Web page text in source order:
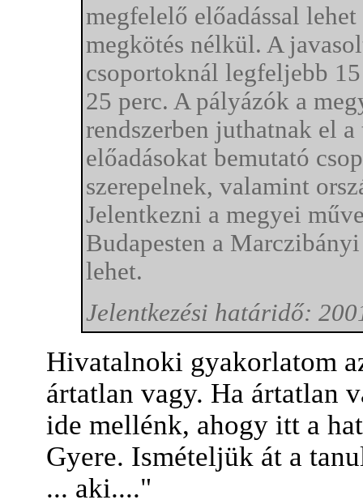
megfelelő előadással
megkötés nélkül. A
csoportoknál legfeljebb
25 perc. A pályázók a
rendszerben juthatnak el
előadásokat bemutató
szerepelnek, valamint
Jelentkezni a megyei
Budapesten a
lehet.
Jelentkezési határidő:
Hivatalnoki gyakorlatom
ártatlan vagy. Ha ártatlan
ide mellénk, ahogy itt a
Gyere. Ismételjük át a
... aki...."